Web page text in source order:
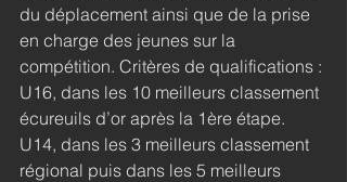
du déplacement ainsi que de la prise
en charge des jeunes sur la
compétition. Critères de qualifications :
U16, dans les 10 meilleurs classement
écureuils d’or après la 1ère étape.
U14, dans les 3 meilleurs classement
régional puis dans les 5 meilleurs